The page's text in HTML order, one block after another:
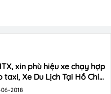
xin phù hiệu xe chạy hợp
taxi, Xe Du Lịch Tại Hồ Chí
2018